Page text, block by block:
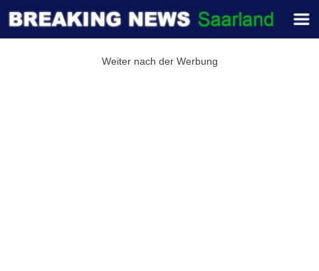
Weiter nach der Werbung